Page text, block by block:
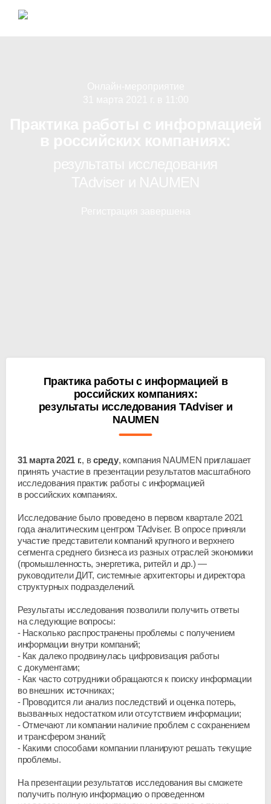
Практика работы с информацией в
российских компаниях:
результаты исследования TAdviser и
NAUMEN
31 марта 2021 г., всреду, компания NAUMEN приглашает
принять участие в презентации результатов масштабного
исследования практик работы с информацией
в российских компаниях.
Исследование было проведено в первом квартале 2021
года аналитическим центром TAdviser. В опросе приняли
участие представители компаний крупного и верхнего
сегмента среднего бизнеса из разных отраслей экономики
(промышленность, энергетика, ритейл и др.) —
руководители ДИТ, системные архитекторы и директора
структурных подразделений.
Результаты исследования позволили получить ответы
на следующие вопросы:
Насколько распространены проблемы с получением
информации внутри компаний;
Как далеко продвинулась цифровизация работы
с документами;
Как часто сотрудники обращаются к поиску информации
во внешних источниках;
Проводится ли анализ последствий и оценка потерь,
вызванных недостатком или отсутствием информации;
Отмечают ли компании наличие проблем с сохранением
и трансфером знаний;
Какими способами компании планируют решать текущие
проблемы.
На презентации результатов исследования вы сможете
получить полную информацию о проведенном